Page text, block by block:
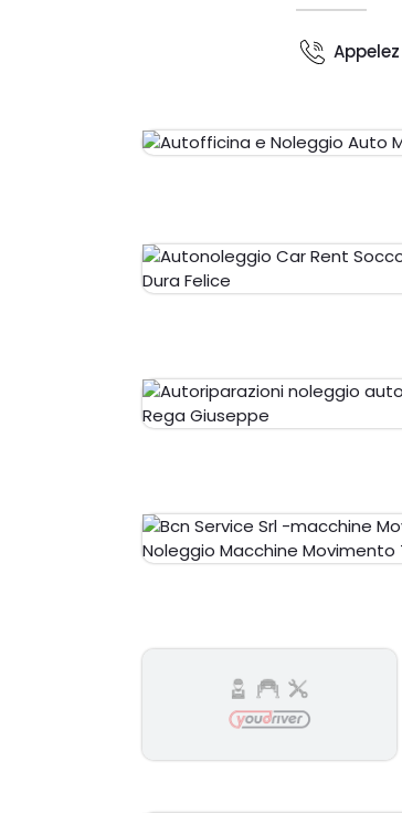
Appelez